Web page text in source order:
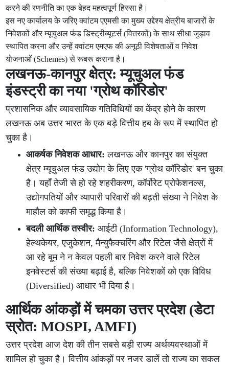
करने की रणनीति का एक बेहद महत्वपूर्ण हिस्सा है।
इस नए कार्यालय के जरिए क्वांटम एएमसी का मुख्य उद्देश्य क्षेत्रीय बाजारों के
निवेशकों और म्यूचुअल फंड डिस्ट्रीब्यूटर्स (वितरकों) के साथ सीधा जुड़ाव
स्थापित करना और उन्हें क्वांटम एमएफ की अनूठी विशेषताओं व निवेश
योजनाओं (Schemes) से रूबरू कराना है।
लखनऊ-कानपुर क्षेत्र: म्यूचुअल फंड
इंडस्ट्री का नया 'ग्रोथ कॉरिडोर'
प्रशासनिक और व्यावसायिक गतिविधियों का केंद्र होने के कारण
लखनऊ अब उत्तर भारत के एक बड़े वित्तीय हब के रूप में स्थापित हो
चुका है।
आकर्षक निवेशक आधार: लखनऊ और कानपुर का संयुक्त
क्षेत्र म्यूचुअल फंड उद्योग के लिए एक 'ग्रोथ कॉरिडोर' बन चुका
है। यहाँ तेजी से हो रहे शहरीकरण, कॉर्पोरेट प्रोफेशनल्स,
उद्योगपतियों और व्यापारी परिवारों की बढ़ती संख्या ने निवेश के
माहौल को काफी समृद्ध किया है।
बदली आर्थिक तस्वीर: आईटी (Information Technology),
हेल्थकेयर, एजुकेशन, मैन्युफैक्चरिंग और रिटेल जैसे क्षेत्रों में
आ रहे बूम ने न केवल पहली बार निवेश करने वाले रिटेल
इनवेस्टर्स की संख्या बढ़ाई है, बल्कि निवेशकों को एक विविध
(Diversified) आधार भी दिया है।
आर्थिक आंकड़ों में चमका उत्तर प्रदेश (डेटा
स्रोत: MOSPI, AMFI)
उत्तर प्रदेश आज देश की तीन सबसे बड़ी राज्य अर्थव्यवस्थाओं में
शामिल हो चुका है। वित्तीय आंकड़ों पर नजर डालें तो राज्य का सकल